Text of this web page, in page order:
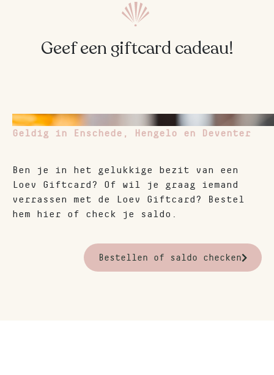
Geef een giftcard cadeau!
Geldig in Enschede, Hengelo en Deventer
Ben je in het gelukkige bezit van een
Loev Giftcard? Of wil je graag iemand
verrassen met de Loev Giftcard? Bestel
hem hier of check je saldo.
Bestellen of saldo checken